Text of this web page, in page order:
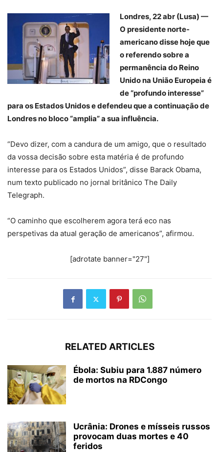
Londres, 22 abr (Lusa) —
O presidente norte-
americano disse hoje que
o referendo sobre a
permanência do Reino
Unido na União Europeia é
de “profundo interesse”
para os Estados Unidos e defendeu que a continuação de
Londres no bloco “amplia” a sua influência.
“Devo dizer, com a candura de um amigo, que o resultado
da vossa decisão sobre esta matéria é de profundo
interesse para os Estados Unidos”, disse Barack Obama,
num texto publicado no jornal britânico The Daily
Telegraph.
“O caminho que escolherem agora terá eco nas
perspetivas da atual geração de americanos”, afirmou.
[adrotate banner="27"]
RELATED ARTICLES
Ébola: Subiu para 1.887 número
de mortos na RDCongo
Ucrânia: Drones e mísseis russos
provocam duas mortes e 40
feridos